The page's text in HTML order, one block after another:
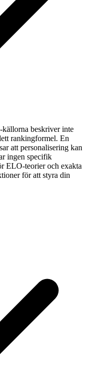
beskriver inte
rankingformel. En
att personalisering kan
ingen specifik
ELO-teorier och exakta
för att styra din